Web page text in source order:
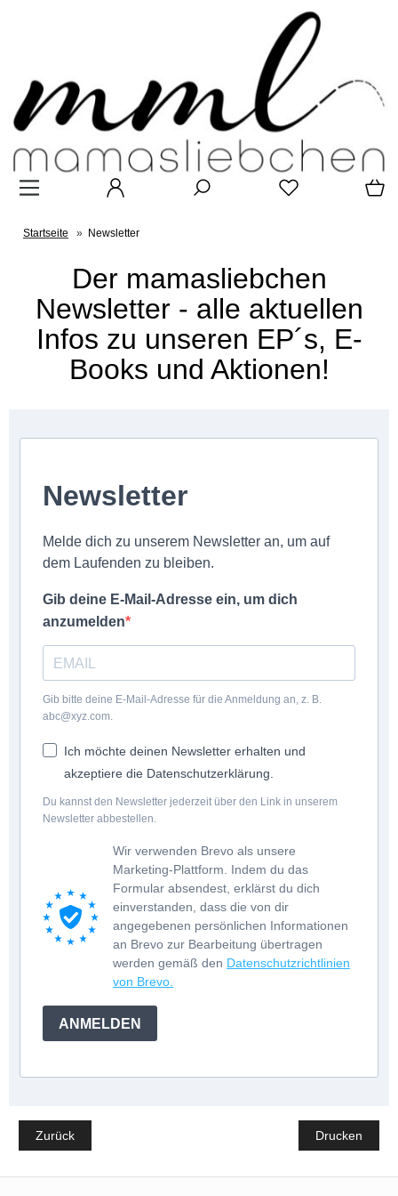
Startseite » Newsletter
Der mamasliebchen
Newsletter - alle aktuellen
Infos zu unseren EP´s, E-
Books und Aktionen!
Newsletter
Melde dich zu unserem Newsletter an, um auf
dem Laufenden zu bleiben.
Gib deine E-Mail-Adresse ein, um dich
anzumelden
Gib bitte deine E-Mail-Adresse für die Anmeldung an, z. B.
abc@xyz.com.
Ich möchte deinen Newsletter erhalten und
akzeptiere die Datenschutzerklärung.
Du kannst den Newsletter jederzeit über den Link in unserem
Newsletter abbestellen.
Wir verwenden Brevo als unsere
Marketing-Plattform. Indem du das
Formular absendest, erklärst du dich
einverstanden, dass die von dir
angegebenen persönlichen Informationen
an Brevo zur Bearbeitung übertragen
werden gemäß den Datenschutzrichtlinien
von Brevo.
ANMELDEN
Zurück Drucken